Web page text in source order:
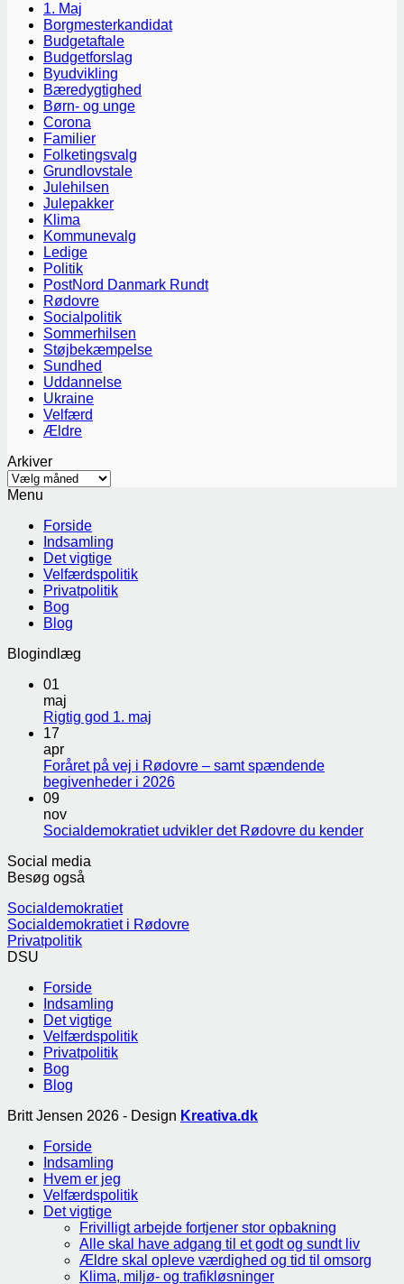
1. Maj
Borgmesterkandidat
Budgetaftale
Budgetforslag
Byudvikling
Bæredygtighed
Børn- og unge
Corona
Familier
Folketingsvalg
Grundlovstale
Julehilsen
Julepakker
Klima
Kommunevalg
Ledige
Politik
PostNord Danmark Rundt
Rødovre
Socialpolitik
Sommerhilsen
Støjbekæmpelse
Sundhed
Uddannelse
Ukraine
Velfærd
Ældre
Arkiver
Arkiver
Menu
Forside
Indsamling
Det vigtige
Velfærdspolitik
Privatpolitik
Bog
Blog
Blogindlæg
01
maj
Rigtig god 1. maj
17
apr
Foråret på vej i Rødovre – samt spændende
begivenheder i 2026
09
nov
Socialdemokratiet udvikler det Rødovre du kender
Social media
Besøg også
Socialdemokratiet
Socialdemokratiet i Rødovre
Privatpolitik
DSU
Forside
Indsamling
Det vigtige
Velfærdspolitik
Privatpolitik
Bog
Blog
Britt Jensen 2026 - Design Kreativa.dk
Forside
Indsamling
Hvem er jeg
Velfærdspolitik
Det vigtige
Frivilligt arbejde fortjener stor opbakning
Alle skal have adgang til et godt og sundt liv
Ældre skal opleve værdighed og tid til omsorg
Klima, miljø- og trafikløsninger